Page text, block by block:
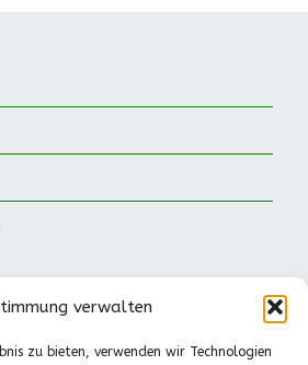
verwalten
zu bieten, verwenden wir Technologien